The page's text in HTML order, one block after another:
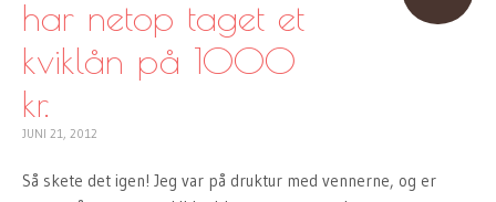
har netop taget et
kviklån på 1000
kr.
JUNI 21, 2012
Så skete det igen! Jeg var på druktur med vennerne, og er